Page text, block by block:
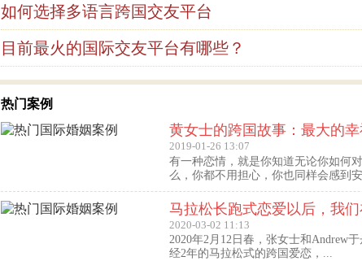
如何选择多语言跨国交友平台
目前最火的国际交友平台有哪些？
热门案例
2019-01-26 13:07
有一种恋情，就是你知道无论你如何
么，你都不用担心，你也同样会感到安
马拉松长跑式恋爱以后，我
2020-03-02 11:13
2020年2月12日春，张女士和Andrew
经2年的马拉松式的跨国爱恋，...